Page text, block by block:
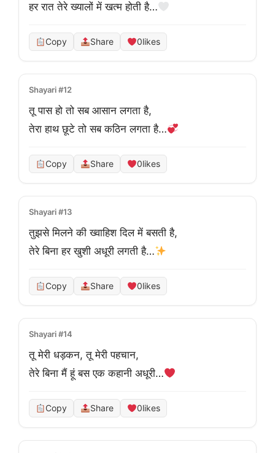
हर रात तेरे ख्यालों में खत्म होती है…
Copy Share 0likes
Shayari #12
तू पास हो तो सब आसान लगता है,
तेरा हाथ छूटे तो सब कठिन लगता है…
Copy Share 0likes
Shayari #13
तुझसे मिलने की ख्वाहिश दिल में बसती है,
तेरे बिना हर खुशी अधूरी लगती है…
Copy Share 0likes
Shayari #14
तू मेरी धड़कन, तू मेरी पहचान,
तेरे बिना मैं हूं बस एक कहानी अधूरी…
Copy Share 0likes